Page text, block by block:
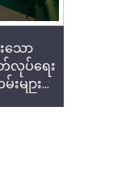
ော
လုပ်ရေး
များ